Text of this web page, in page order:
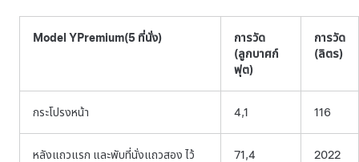
Model YPremium(5 ที่นั่ง)
การวัด
(ลูกบาศก์
ฟุต)
การวัด
(ลิตร)
กระโปรงหน้า 4,1 116
หลังแถวแรก และพับที่นั่งแถวสอง ไว้ 71,4 2022